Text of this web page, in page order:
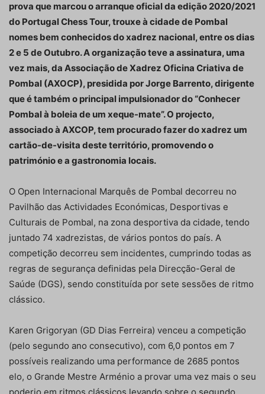
prova que marcou o arranque oficial da edição 2020/2021
do Portugal Chess Tour, trouxe à cidade de Pombal
nomes bem conhecidos do xadrez nacional, entre os dias
2 e 5 de Outubro. A organização teve a assinatura, uma
vez mais, da Associação de Xadrez Oficina Criativa de
Pombal (AXOCP), presidida por Jorge Barrento, dirigente
que é também o principal impulsionador do “Conhecer
Pombal à boleia de um xeque-mate”. O projecto,
associado à AXCOP, tem procurado fazer do xadrez um
cartão-de-visita deste território, promovendo o
património e a gastronomia locais.
O Open Internacional Marquês de Pombal decorreu no
Pavilhão das Actividades Económicas, Desportivas e
Culturais de Pombal, na zona desportiva da cidade, tendo
juntado 74 xadrezistas, de vários pontos do país. A
competição decorreu sem incidentes, cumprindo todas as
regras de segurança definidas pela Direcção-Geral de
Saúde (DGS), sendo constituída por sete sessões de ritmo
clássico.
Karen Grigoryan (GD Dias Ferreira) venceu a competição
(pelo segundo ano consecutivo), com 6,0 pontos em 7
possíveis realizando uma performance de 2685 pontos
elo, o Grande Mestre Arménio a provar uma vez mais o seu